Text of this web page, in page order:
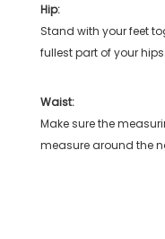
Hip:
Stand with your feet
fullest part of your hips.
Waist:
Make sure the
measure around the